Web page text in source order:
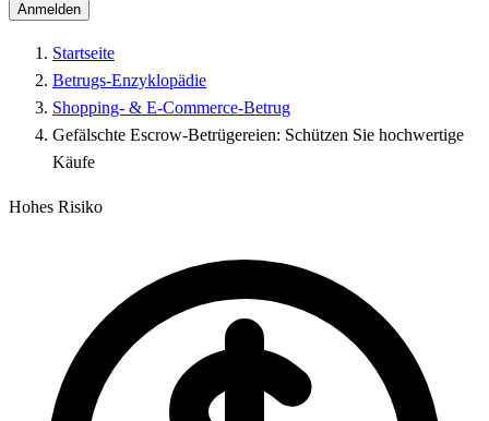
Anmelden
Startseite
Betrugs-Enzyklopädie
Shopping- & E-Commerce-Betrug
Gefälschte Escrow-Betrügereien: Schützen Sie hochwertige
Käufe
Hohes Risiko